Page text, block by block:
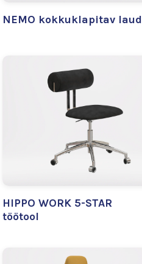
NEMO kokkuklapitav laud
HIPPO WORK 5-STAR
töötool